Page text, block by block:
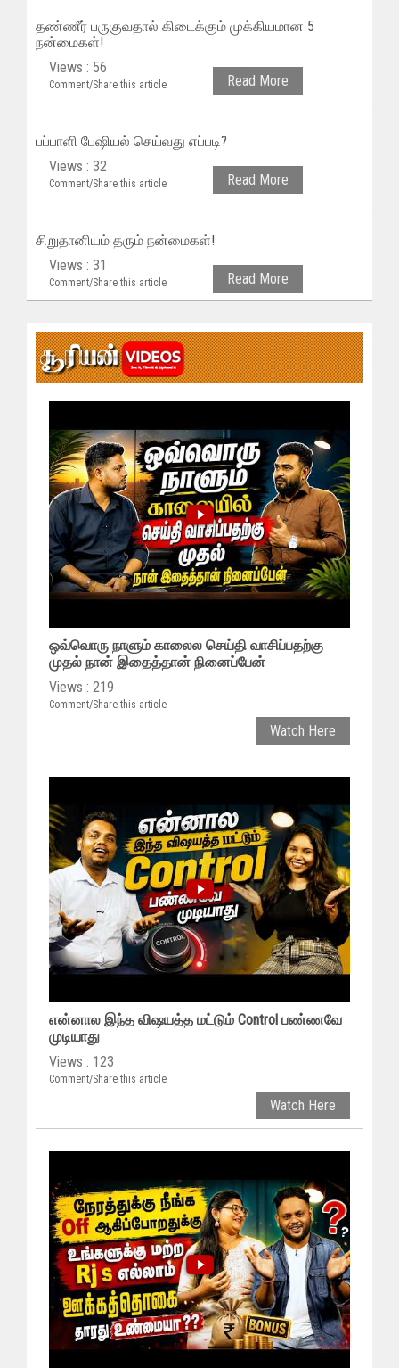
தண்ணீர் பருகுவதால் கிடைக்கும் முக்கியமான 5
நன்மைகள்!
Views : 56
Comment/Share this article Read More
பப்பாளி பேஷியல் செய்வது எப்படி?
Views : 32
Comment/Share this article Read More
சிறுதானியம் தரும் நன்மைகள்!
Views : 31
Comment/Share this article Read More
ஒவ்வொரு நாளும் காலைல செய்தி வாசிப்பதற்கு
முதல் நான் இதைத்தான் நினைப்பேன்
Views : 219
Comment/Share this article
Watch Here
என்னால இந்த விஷயத்த மட்டும் Control பண்ணவே
முடியாது
Views : 123
Comment/Share this article
Watch Here